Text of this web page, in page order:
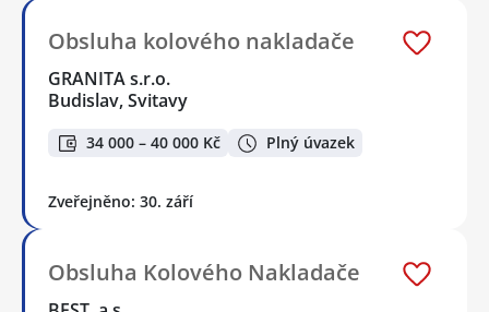
Obsluha kolového nakladače
GRANITA s.r.o.
Budislav, Svitavy
34 000 – 40 000 Kč Plný úvazek
Zveřejněno: 30. září
Obsluha Kolového Nakladače